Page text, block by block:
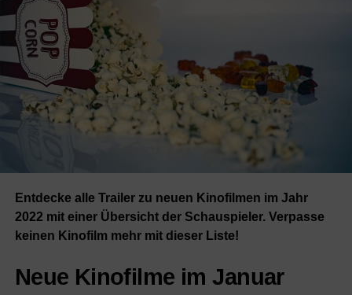
Entdecke alle Trailer zu neuen Kinofilmen im Jahr
2022 mit einer Übersicht der Schauspieler. Verpasse
keinen Kinofilm mehr mit dieser Liste!
Neue Kinofilme im Januar